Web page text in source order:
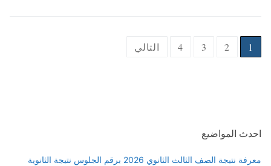
Posts
1
2
3
4 التالي
احدث المواضيع
معرفة نتيجة الصف الثالث الثانوي 2026 برقم الجلوس نتيجة الثانوية